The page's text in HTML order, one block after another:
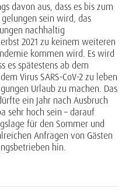
davon aus, dass es bis zum
sein wird, das
nachhaltig
2021 zu keinem weiteren
kommen wird. Es wird
es spätestens ab dem
Virus SARS-CoV-2 zu leben
Urlaub zu machen. Das
ein Jahr nach Ausbruch
sehr hoch sein – darauf
für den Sommer und
Anfragen von Gästen
hin.